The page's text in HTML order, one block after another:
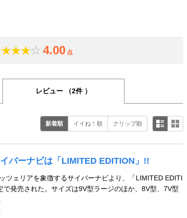
4.00 点
レビュー （2件 ）
新着順 イイね！順 クリップ順
バーナビは「LIMITED EDITION」!!
ツェリアを象徴するサイバーナビより、「LIMITED EDITI
で発売された。サイズは9V型ラージのほか、8V型、7V型